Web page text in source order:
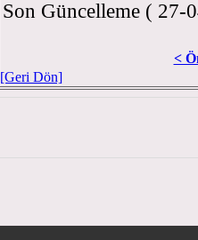
Son Güncelleme ( 27-
<
[Geri Dön]